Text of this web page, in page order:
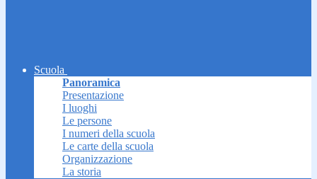
Scuola
Panoramica
Presentazione
I luoghi
Le persone
I numeri della scuola
Le carte della scuola
Organizzazione
La storia